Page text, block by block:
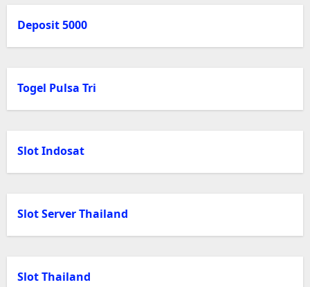
Deposit 5000
Togel Pulsa Tri
Slot Indosat
Slot Server Thailand
Slot Thailand